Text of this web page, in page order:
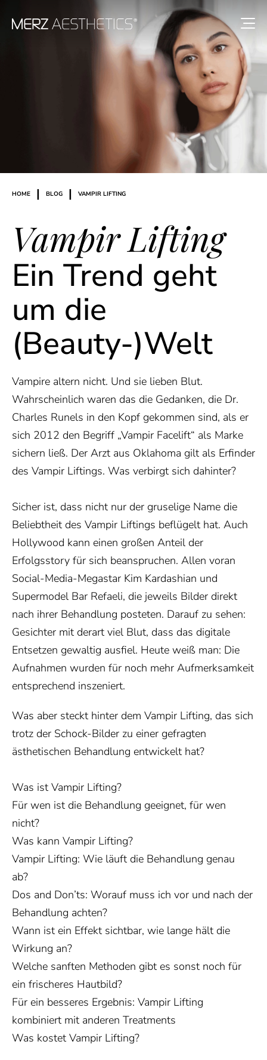
HOME | BLOG | VAMPIR LIFTING
Vampir Lifting
Ein Trend geht
um die
(Beauty-)Welt
Vampire altern nicht. Und sie lieben Blut.
Wahrscheinlich waren das die Gedanken, die Dr.
Charles Runels in den Kopf gekommen sind, als er
sich 2012 den Begriff „Vampir Facelift“ als Marke
sichern ließ. Der Arzt aus Oklahoma gilt als Erfinder
des Vampir Liftings. Was verbirgt sich dahinter?
Sicher ist, dass nicht nur der gruselige Name die
Beliebtheit des Vampir Liftings beflügelt hat. Auch
Hollywood kann einen großen Anteil der
Erfolgsstory für sich beanspruchen. Allen voran
Social-Media-Megastar Kim Kardashian und
Supermodel Bar Refaeli, die jeweils Bilder direkt
nach ihrer Behandlung posteten. Darauf zu sehen:
Gesichter mit derart viel Blut, dass das digitale
Entsetzen gewaltig ausfiel. Heute weiß man: Die
Aufnahmen wurden für noch mehr Aufmerksamkeit
entsprechend inszeniert.
Was aber steckt hinter dem Vampir Lifting, das sich
trotz der Schock-Bilder zu einer gefragten
ästhetischen Behandlung entwickelt hat?
Was ist Vampir Lifting?
Für wen ist die Behandlung geeignet, für wen
nicht?
Was kann Vampir Lifting?
Vampir Lifting: Wie läuft die Behandlung genau
ab?
Dos and Don’ts: Worauf muss ich vor und nach der
Behandlung achten?
Wann ist ein Effekt sichtbar, wie lange hält die
Wirkung an?
Welche sanften Methoden gibt es sonst noch für
ein frischeres Hautbild?
Für ein besseres Ergebnis: Vampir Lifting
kombiniert mit anderen Treatments
Was kostet Vampir Lifting?